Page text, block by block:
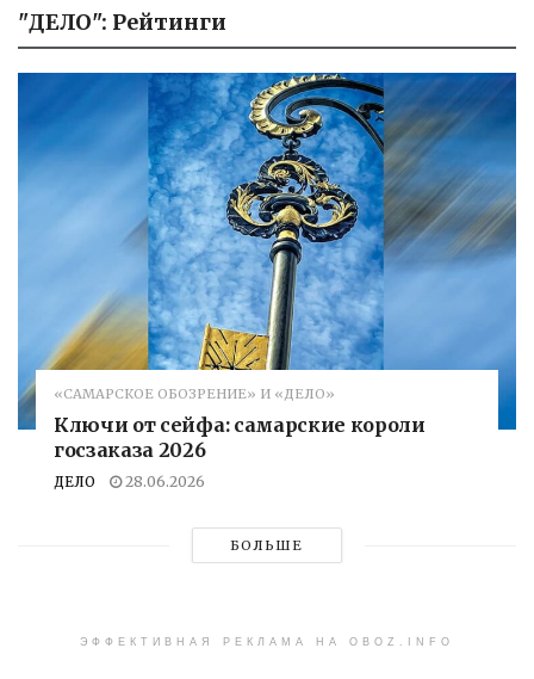
"ДЕЛО": Рейтинги
«САМАРСКОЕ ОБОЗРЕНИЕ» И «ДЕЛО»
Ключи от сейфа: самарские короли
госзаказа 2026
ДЕЛО 28.06.2026
БОЛЬШЕ
ЭФФЕКТИВНАЯ РЕКЛАМА НА OBOZ.INFO